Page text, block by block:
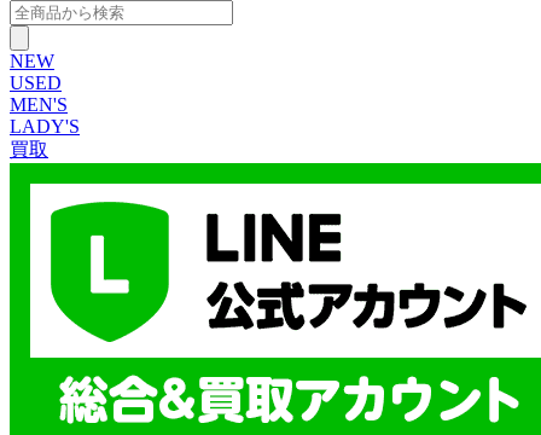
NEW
USED
MEN'S
LADY'S
買取